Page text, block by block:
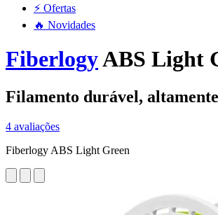
⚡ Ofertas
🔥 Novidades
FiberlogyABS Light
Filamento durável,
4 avaliações
Fiberlogy ABS Light Green